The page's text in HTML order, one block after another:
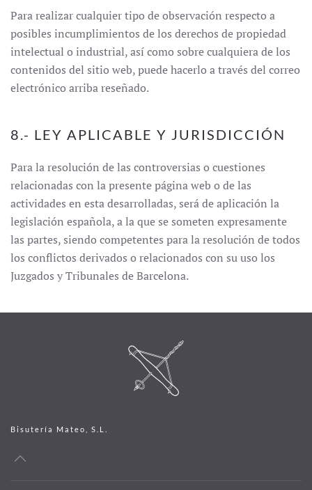
Para realizar cualquier tipo de observación respecto a
posibles incumplimientos de los derechos de propiedad
intelectual o industrial, así como sobre cualquiera de los
contenidos del sitio web, puede hacerlo a través del correo
electrónico arriba reseñado.
8.- LEY APLICABLE Y JURISDICCIÓN
Para la resolución de las controversias o cuestiones
relacionadas con la presente página web o de las
actividades en esta desarrolladas, será de aplicación la
legislación española, a la que se someten expresamente
las partes, siendo competentes para la resolución de todos
los conflictos derivados o relacionados con su uso los
Juzgados y Tribunales de Barcelona.
Bisutería Mateo, S.L.